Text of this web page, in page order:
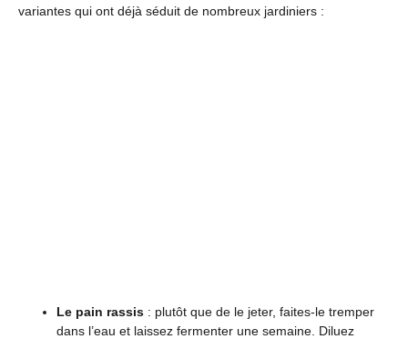
variantes qui ont déjà séduit de nombreux jardiniers :
Le pain rassis : plutôt que de le jeter, faites-le tremper
dans l’eau et laissez fermenter une semaine. Diluez